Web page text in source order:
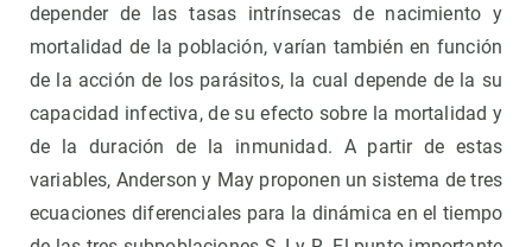
depender de las tasas intrínsecas de nacimiento y
mortalidad de la población, varían también en función
de la acción de los parásitos, la cual depende de la su
capacidad infectiva, de su efecto sobre la mortalidad y
de la duración de la inmunidad. A partir de estas
variables, Anderson y May proponen un sistema de tres
ecuaciones diferenciales para la dinámica en el tiempo